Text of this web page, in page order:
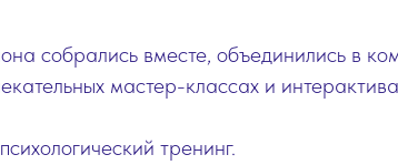
собрались вместе, объединились в
мастер-классах и
тренинг.